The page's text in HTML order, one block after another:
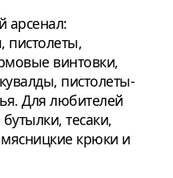
арсенал:
пистолеты,
винтовки,
пистолеты-
Для любителей
тесаки,
крюки и